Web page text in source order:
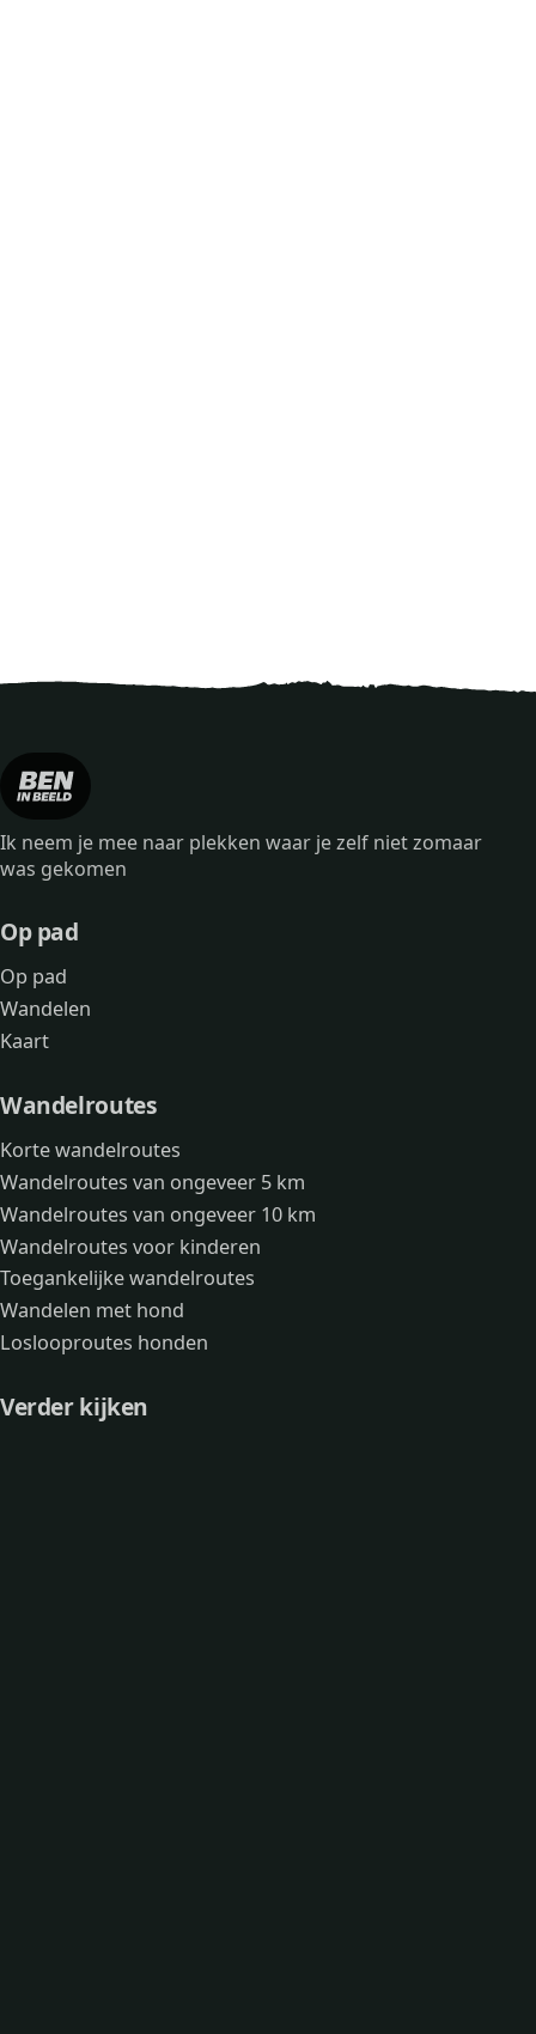
Ik neem je mee naar plekken waar je zelf niet zomaar
was gekomen
Op pad
Op pad
Wandelen
Kaart
Wandelroutes
Korte wandelroutes
Wandelroutes van ongeveer 5 km
Wandelroutes van ongeveer 10 km
Wandelroutes voor kinderen
Toegankelijke wandelroutes
Wandelen met hond
Loslooproutes honden
Verder kijken